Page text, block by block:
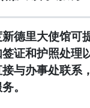
德里大使馆可
证和护照处理
与办事处联系
。